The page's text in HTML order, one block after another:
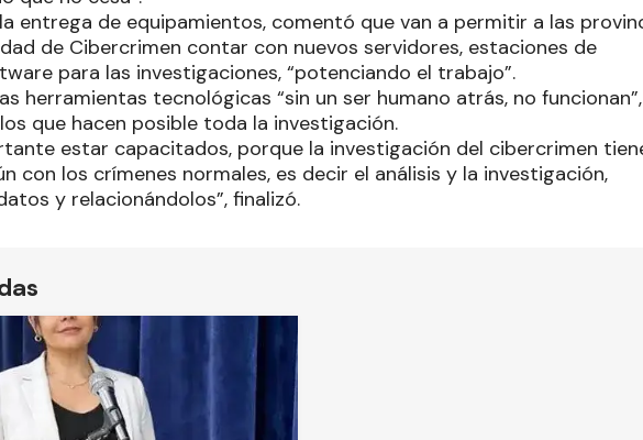
entrega de equipamientos, comentó que van a permitir a las
de Cibercrimen contar con nuevos servidores, estaciones de
para las investigaciones, “potenciando el trabajo”.
herramientas tecnológicas “sin un ser humano atrás, no funcionan”,
que hacen posible toda la investigación.
estar capacitados, porque la investigación del cibercrimen
con los crímenes normales, es decir el análisis y la investigación,
y relacionándolos”, finalizó.